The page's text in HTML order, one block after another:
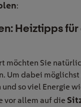
:
Heiztipps
möchten Sie
Um dabei
und so viel Energie
vor allem auf die